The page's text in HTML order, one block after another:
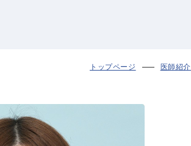
トップページ 医師紹介